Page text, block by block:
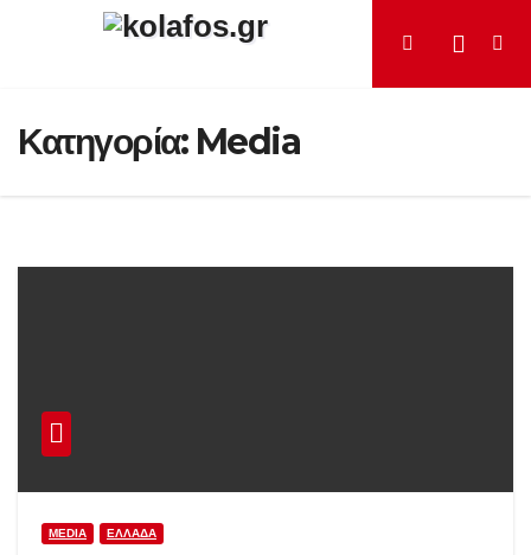
Κατηγορία: Media
MEDIA ΕΛΛΆΔΑ